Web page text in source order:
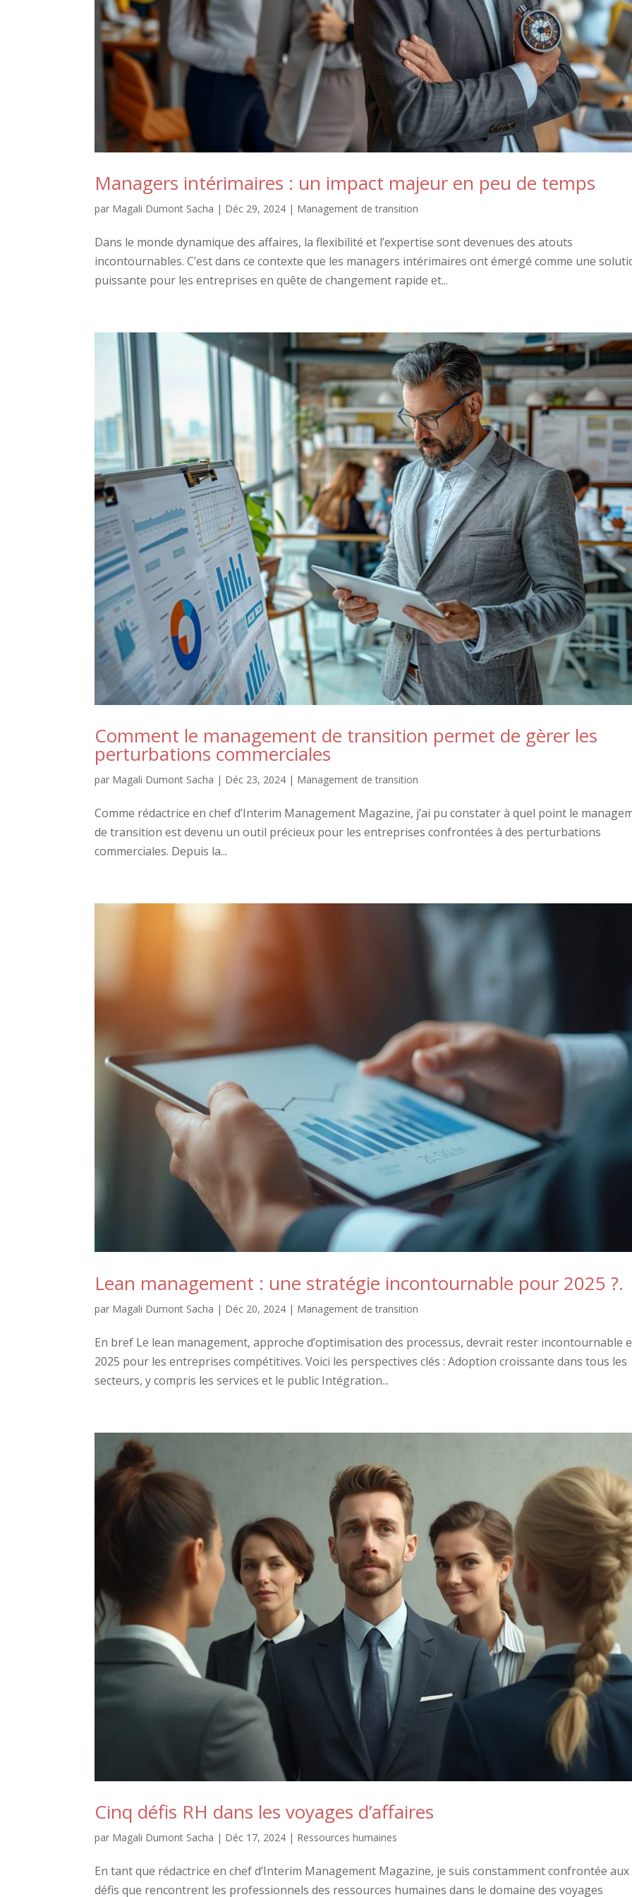
Managers intérimaires : un impact majeur en peu de temps
par Magali Dumont Sacha | Déc 29, 2024 | Management de transition
Dans le monde dynamique des affaires, la flexibilité et l’expertise sont devenues des atouts
incontournables. C’est dans ce contexte que les managers intérimaires ont émergé comme une
puissante pour les entreprises en quête de changement rapide et...
Comment le management de transition permet de gèrer les
perturbations commerciales
par Magali Dumont Sacha | Déc 23, 2024 | Management de transition
Comme rédactrice en chef d’Interim Management Magazine, j’ai pu constater à quel point le
de transition est devenu un outil précieux pour les entreprises confrontées à des perturbations
commerciales. Depuis la...
Lean management : une stratégie incontournable pour 2025 ?.
par Magali Dumont Sacha | Déc 20, 2024 | Management de transition
En bref Le lean management, approche d’optimisation des processus, devrait rester incontournable
2025 pour les entreprises compétitives. Voici les perspectives clés : Adoption croissante dans tous les
secteurs, y compris les services et le public Intégration...
Cinq défis RH dans les voyages d’affaires
par Magali Dumont Sacha | Déc 17, 2024 | Ressources humaines
En tant que rédactrice en chef d’Interim Management Magazine, je suis constamment confrontée aux
défis que rencontrent les professionnels des ressources humaines dans le domaine des voyages